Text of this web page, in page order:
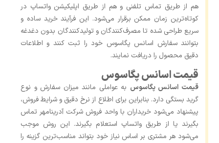
هم از طریق تماس تلفنی و هم از طریق اپلیکیشن واتساپ در
کوتاه‌ترین زمان ممکن برقرار می‌شود. این فرآیند خرید ساده و
سریع طراحی شده تا مصرف‌کنندگان و تولیدکنندگان بدون دغدغه
بتوانند سفارش اسانس پگاسوس خود را ثبت کنند و اطلاعات
دقیق محصول را دریافت نمایند.
قیمت اسانس پگاسوس
قیمت اسانس پگاسوس به عواملی مانند میزان سفارش و نوع
گرید بستگی دارد. بنابراین برای اطلاع از نرخ دقیق و شرایط فروش،
پیشنهاد می‌شود خریداران با واحد فروش شرکت آدرینامهر تماس
بگیرند یا از طریق واتساپ استعلام بگیرند. این روش موجب
می‌شود هر مشتری بر اساس نیاز خود بتواند مناسب‌ترین گزینه را